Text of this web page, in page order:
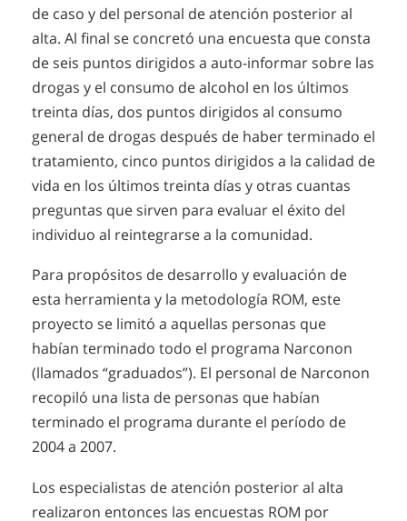
de caso y del personal de atención posterior al
alta. Al final se concretó una encuesta que consta
de seis puntos dirigidos a auto-informar sobre las
drogas y el consumo de alcohol en los últimos
treinta días, dos puntos dirigidos al consumo
general de drogas después de haber terminado el
tratamiento, cinco puntos dirigidos a la calidad de
vida en los últimos treinta días y otras cuantas
preguntas que sirven para evaluar el éxito del
individuo al reintegrarse a la comunidad.
Para propósitos de desarrollo y evaluación de
esta herramienta y la metodología ROM, este
proyecto se limitó a aquellas personas que
habían terminado todo el programa Narconon
(llamados “graduados”). El personal de Narconon
recopiló una lista de personas que habían
terminado el programa durante el período de
2004 a 2007.
Los especialistas de atención posterior al alta
realizaron entonces las encuestas ROM por